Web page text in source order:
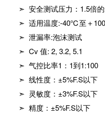
➣ 安全测试压力：1.5倍
➣ 适用温度:-40℃至＋
➣ 泄漏率:泡沫测试
➣ Cv 值: 2, 3.2, 5.1
➣ 气控比率1：1到1:100
➣ 线性度：±5%F.S以下
➣ 灵敏度：±3%F.S以下
➣ 精度：±5%F.S以下